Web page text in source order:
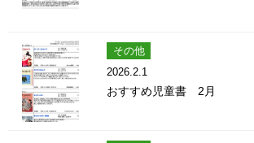
その他
2026.2.1
おすすめ児童書 2月